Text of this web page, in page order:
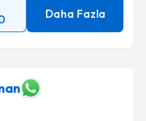
Daha Fazla